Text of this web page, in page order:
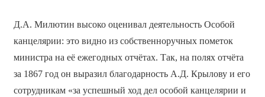
Д.А. Милютин высоко оценивал деятельность Особой
канцелярии: это видно из собственноручных пометок
министра на её ежегодных отчётах. Так, на полях отчёта
за 1867 год он выразил благодарность А.Д. Крылову и его
сотрудникам «за успешный ход дел особой канцелярии и